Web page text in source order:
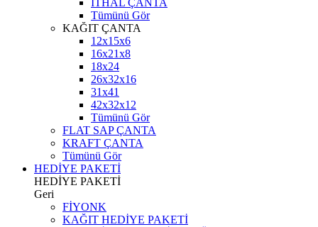
İTHAL ÇANTA
Tümünü Gör
KAĞIT ÇANTA
12x15x6
16x21x8
18x24
26x32x16
31x41
42x32x12
Tümünü Gör
FLAT SAP ÇANTA
KRAFT ÇANTA
Tümünü Gör
HEDİYE PAKETİ
HEDİYE PAKETİ
Geri
FİYONK
KAĞIT HEDİYE PAKETİ